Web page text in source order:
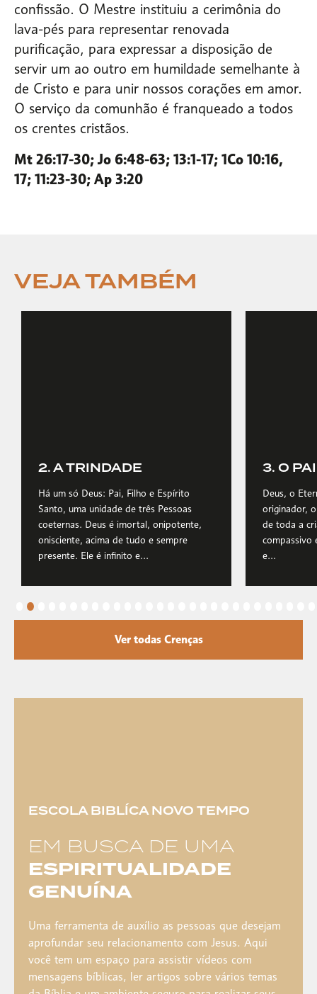
confissão. O Mestre instituiu a cerimônia do
lava-pés para representar renovada
purificação, para expressar a disposição de
servir um ao outro em humildade semelhante à
de Cristo e para unir nossos corações em amor.
O serviço da comunhão é franqueado a todos
os crentes cristãos.
Mt 26:17-30; Jo 6:48-63; 13:1-17; 1Co 10:16,
17; 11:23-30; Ap 3:20
VEJA TAMBÉM
2. A TRINDADE
Há um só Deus: Pai, Filho e Espírito
Santo, uma unidade de três Pessoas
coeternas. Deus é imortal, onipotente,
onisciente, acima de tudo e sempre
presente. Ele é infinito e...
3. O PAI
Deus, o
originador,
de toda a
compassivo
e...
Ver todas Crenças
ESCOLA BIBLÍCA NOVO TEMPO
EM BUSCA DE UMA
ESPIRITUALIDADE
GENUÍNA
Uma ferramenta de auxílio as pessoas que desejam
aprofundar seu relacionamento com Jesus. Aqui
você tem um espaço para assistir vídeos com
mensagens bíblicas, ler artigos sobre vários temas